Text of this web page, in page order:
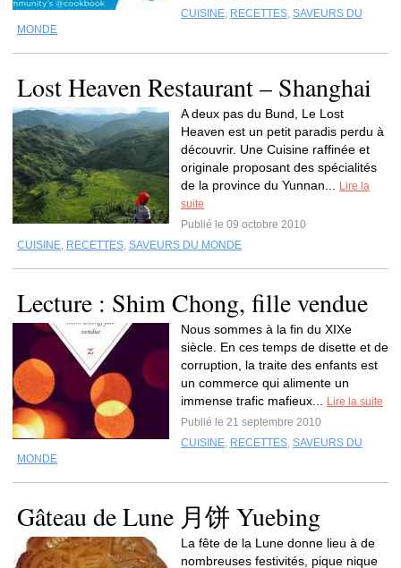
CUISINE, RECETTES, SAVEURS DU
MONDE
Lost Heaven Restaurant – Shanghai
A deux pas du Bund, Le Lost
Heaven est un petit paradis perdu à
découvrir. Une Cuisine raffinée et
originale proposant des spécialités
de la province du Yunnan...
Lire la
suite
Publié le 09 octobre 2010
CUISINE, RECETTES, SAVEURS DU MONDE
Lecture : Shim Chong, fille vendue
Nous sommes à la fin du XIXe
siècle. En ces temps de disette et de
corruption, la traite des enfants est
un commerce qui alimente un
immense trafic mafieux...
Lire la suite
Publié le 21 septembre 2010
CUISINE, RECETTES, SAVEURS DU
MONDE
Gâteau de Lune 月饼 Yuebing
La fête de la Lune donne lieu à de
nombreuses festivités, pique nique